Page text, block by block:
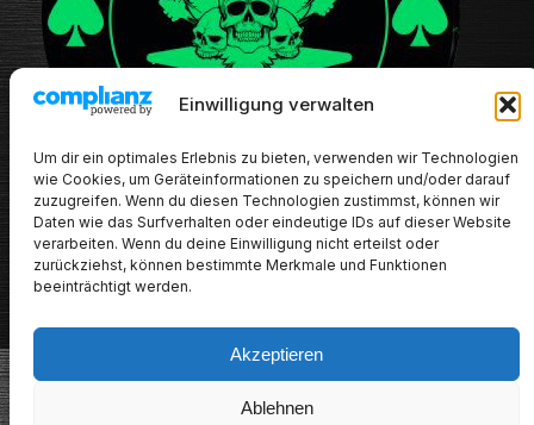
Einwilligung verwalten
Um dir ein optimales Erlebnis zu bieten, verwenden wir Technologien
wie Cookies, um Geräteinformationen zu speichern und/oder darauf
zuzugreifen. Wenn du diesen Technologien zustimmst, können wir
Daten wie das Surfverhalten oder eindeutige IDs auf dieser Website
verarbeiten. Wenn du deine Einwilligung nicht erteilst oder
zurückziehst, können bestimmte Merkmale und Funktionen
beeinträchtigt werden.
Akzeptieren
Ablehnen
METALHEADs new stuff